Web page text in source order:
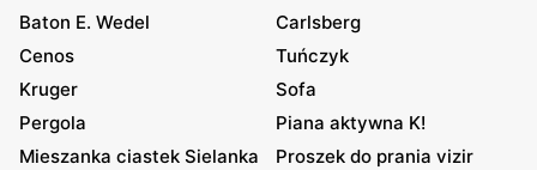
Baton E. Wedel
Carlsberg
Cenos
Tuńczyk
Kruger
Sofa
Pergola
Piana aktywna K!
Mieszanka ciastek Sielanka
Proszek do prania vizir